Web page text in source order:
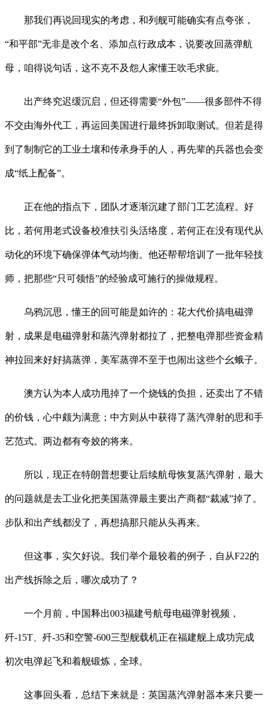
那我们再说回现实的考虑，和列舰可能确实有点夸张，
“和平部”无非是改个名、添加点行政成本，说要改回蒸弹航
母，咱得说句话，这不克不及怨人家懂王吹毛求疵。
出产终究迟缓沉启，但还得需要“外包”——很多部件不得
不交由海外代工，再运回美国进行最终拆卸取测试。但若是得
到了制制它的工业土壤和传承身手的人，再先辈的兵器也会变
成“纸上配备”。
正在他的指点下，团队才逐渐沉建了部门工艺流程。好
比，若何用老式设备校准扶引头活络度，若何正在没有现代从
动化的环境下确保弹体气动均衡。他还帮帮培训了一批年轻技
师，把那些“只可领悟”的经验成可施行的操做规程。
乌鸦沉思，懂王的回可能是如许的：花大代价搞电磁弹
射，成果是电磁弹射和蒸汽弹射都拉了，把整电弹那些资金精
神拉回来好好搞蒸弹，美军蒸弹不至于也闹出这些个幺蛾子。
澳方认为本人成功甩掉了一个烧钱的负担，还卖出了不错
的价钱，心中颇为满意；中方则从中获得了蒸汽弹射的思和手
艺范式。两边都有夸姣的将来。
所以，现正在特朗普想要让后续航母恢复蒸汽弹射，最大
的问题就是去工业化把美国蒸弹最主要出产商都“裁减”掉了。
步队和出产线都没了，再想搞那只能从头再来。
但这事，实欠好说。我们举个最较着的例子，自从F22的
出产线拆除之后，哪次成功了？
一个月前，中国释出003福建号航母电磁弹射视频，
歼-15T、歼-35和空警-600三型舰载机正在福建舰上成功完成
初次电弹起飞和着舰锻炼，全球。
这事回头看，总结下来就是：英国蒸汽弹射器本来只要一